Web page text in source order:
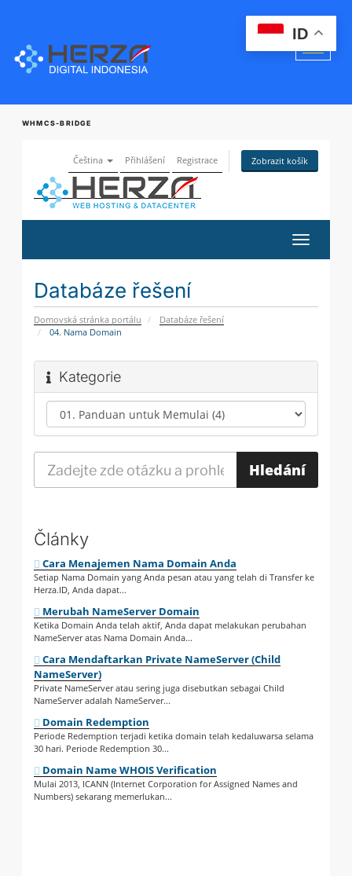
WHMCS-BRIDGE
Čeština Přihlášení Registrace Zobrazit košík
Přepnout
navigaci
Databáze řešení
Domovská stránka portálu
Databáze řešení
04. Nama Domain
Kategorie
Články
Cara Menajemen Nama Domain Anda
Setiap Nama Domain yang Anda pesan atau yang telah di Transfer ke
Herza.ID, Anda dapat...
Merubah NameServer Domain
Ketika Domain Anda telah aktif, Anda dapat melakukan perubahan
NameServer atas Nama Domain Anda...
Cara Mendaftarkan Private NameServer (Child
NameServer)
Private NameServer atau sering juga disebutkan sebagai Child
NameServer adalah NameServer...
Domain Redemption
Periode Redemption terjadi ketika domain telah kedaluwarsa selama
30 hari. Periode Redemption 30...
Domain Name WHOIS Verification
Mulai 2013, ICANN (Internet Corporation for Assigned Names and
Numbers) sekarang memerlukan...
ID